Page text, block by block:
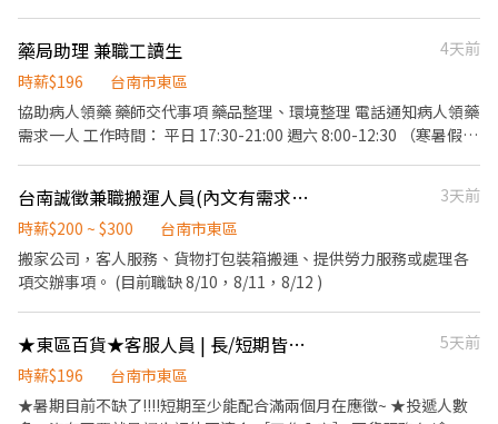
藥局助理 兼職工讀生
4天前
時薪$196
台南市東區
協助病人領藥 藥師交代事項 藥品整理、環境整理 電話通知病人領藥
需求一人 工作時間： 平日 17:30-21:00 週六 8:00-12:30 （寒暑假也
台南誠徵兼職搬運人員(內文有需求日期可選)(詢問請先按應徵)
3天前
時薪$200 ~ $300
台南市東區
搬家公司，客人服務、貨物打包裝箱搬運、提供勞力服務或處理各
項交辦事項。 (目前職缺 8/10，8/11，8/12 )
★東區百貨★客服人員 | 長/短期皆可～歡迎在校生!!!(KTS_1786)
5天前
時薪$196
台南市東區
★暑期目前不缺了!!!!短期至少能配合滿兩個月在應徵~ ★投遞人數